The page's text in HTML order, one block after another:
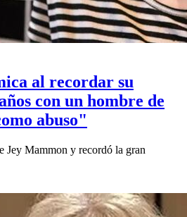
al recordar su
con un hombre de
abuso"
Jey Mammon y recordó la gran